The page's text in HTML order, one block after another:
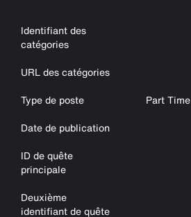
Identifiant des
catégories
URL des catégories
Type de poste
Part Time
Date de publication
ID de quête
principale
Deuxième
identifiant de quête